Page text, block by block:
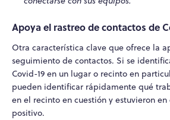
Apoya el rastreo de contactos de
Otra característica clave que ofrece la
seguimiento de contactos. Si se
Covid-19 en un lugar o recinto en
pueden identificar rápidamente qué
en el recinto en cuestión y estuvieron
positivo.